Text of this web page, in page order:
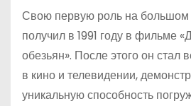
Свою первую роль на большом
получил в 1991 году в фильме
обезьян». После этого он стал
в кино и телевидении,
уникальную способность